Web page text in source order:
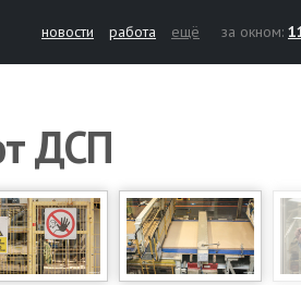
новости работа ещё за окном:
ДСП